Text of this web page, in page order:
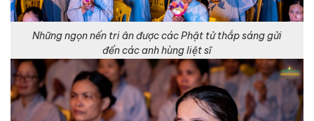
Những ngọn nến tri ân được các Phật tử thắp sáng gửi
đến các anh hùng liệt sĩ